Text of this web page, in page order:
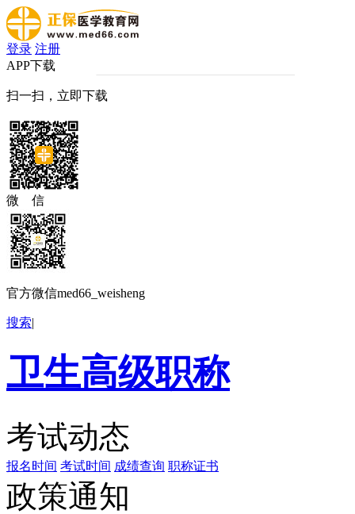
登录 注册
APP下载
扫一扫，立即下载
微 信
官方微信med66_weisheng
搜索|
卫生高级职称
考试动态
报名时间 考试时间 成绩查询 职称证书
政策通知